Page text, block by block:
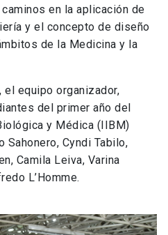
en la aplicación de
y el concepto de diseño
de la Medicina y la
equipo organizador,
del primer año del
y Médica (IIBM)
Sahonero, Cyndi Tabilo,
Camila Leiva, Varina
L’Homme.